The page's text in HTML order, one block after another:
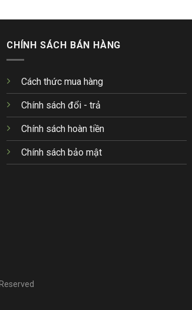
CHÍNH SÁCH BÁN HÀNG
Cách thức mua hàng
Chính sách đổi - trả
Chính sách hoàn tiền
Chính sách bảo mật